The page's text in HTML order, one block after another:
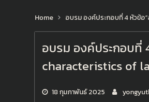
Home อบรม องค์ประกอบที่ 4 หัวข้
อบรม องค์ประกอบที่
characteristics of
18 กุมภาพันธ์ 2025